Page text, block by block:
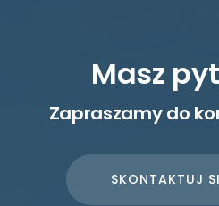
Masz
Zapraszamy do
SKONTAKTUJ